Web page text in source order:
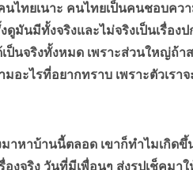
เนาะ คนไทยเป็นคนชอบความ
นมีทั้งจริงและไม่จริงเป็นเรื่อง
ป็นจริงทั้งหมด เพราะส่วนใหญ่ถ้
อะไรที่อยากทราบ เพราะตัวเร
บ้านนี้ตลอด เขาก็ทำไมเกิดขึ้
งจริง วันที่มีเพื่อนๆ ส่งรูปเช็คม